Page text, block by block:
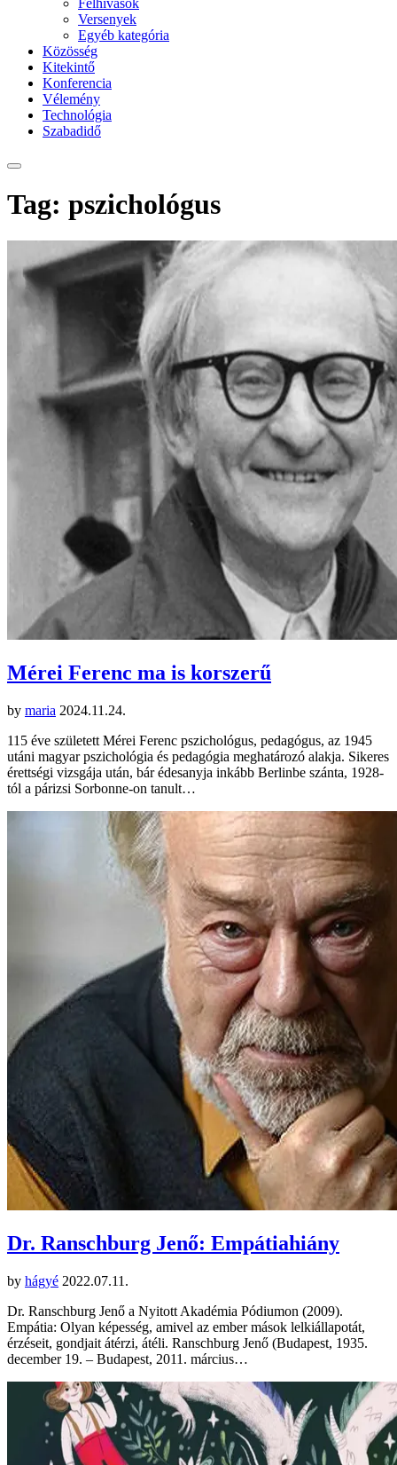
Felhívások
Versenyek
Egyéb kategória
Közösség
Kitekintő
Konferencia
Vélemény
Technológia
Szabadidő
Tag: pszichológus
Mérei Ferenc ma is korszerű
by maria 2024.11.24.
115 éve született Mérei Ferenc pszichológus, pedagógus, az 1945
utáni magyar pszichológia és pedagógia meghatározó alakja. Sikeres
érettségi vizsgája után, bár édesanyja inkább Berlinbe szánta, 1928-
tól a párizsi Sorbonne-on tanult…
Dr. Ranschburg Jenő: Empátiahiány
by hágyé 2022.07.11.
Dr. Ranschburg Jenő a Nyitott Akadémia Pódiumon (2009).
Empátia: Olyan képesség, amivel az ember mások lelkiállapotát,
érzéseit, gondjait átérzi, átéli. Ranschburg Jenő (Budapest, 1935.
december 19. – Budapest, 2011. március…